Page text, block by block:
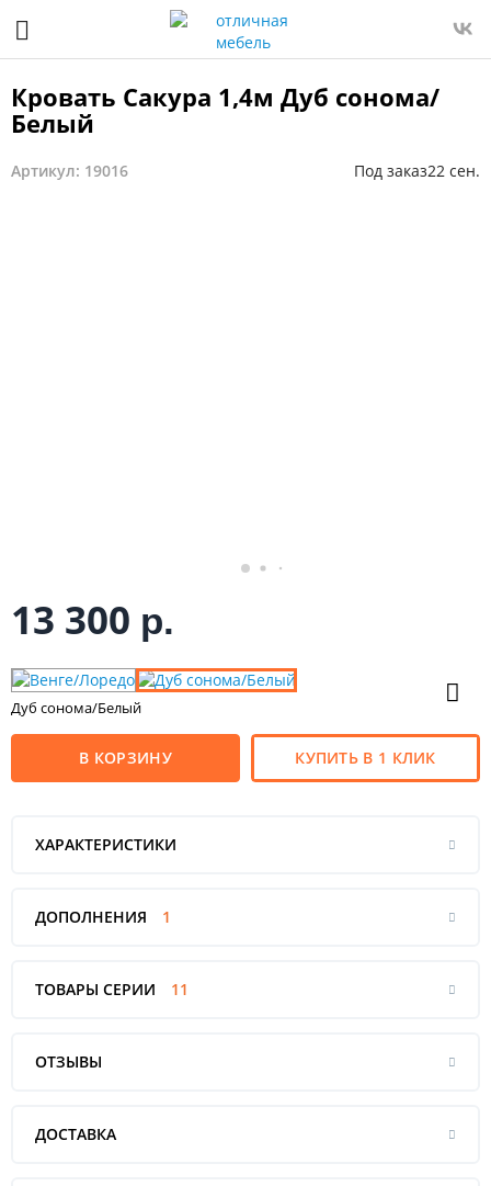
Кровать Сакура 1,4м Дуб сонома/
Белый
Артикул: 19016 Под заказ22 сен.
13 300 р.
Дуб сонома/Белый
В КОРЗИНУ КУПИТЬ В 1 КЛИК
ХАРАКТЕРИСТИКИ
ДОПОЛНЕНИЯ 1
ТОВАРЫ СЕРИИ 11
ОТЗЫВЫ
ДОСТАВКА